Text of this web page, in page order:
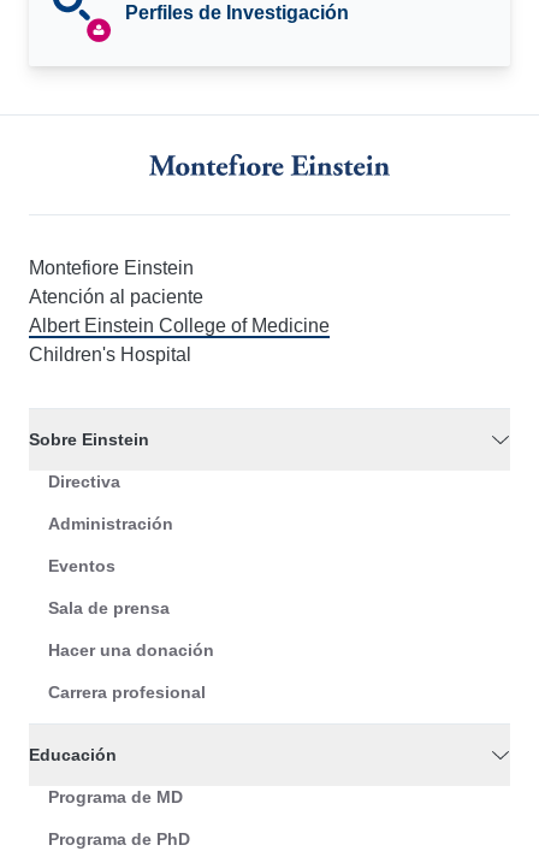
Perfiles de Investigación
Montefiore Einstein
Atención al paciente
Albert Einstein College of Medicine
Children's Hospital
Sobre Einstein
Directiva
Administración
Eventos
Sala de prensa
Hacer una donación
Carrera profesional
Educación
Programa de MD
Programa de PhD